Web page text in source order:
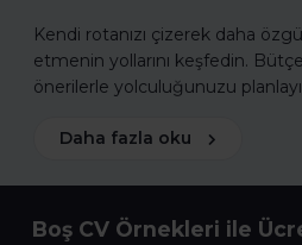
Kendi rotanızı çizerek daha
etmenin yollarını keşfedin.
önerilerle yolculuğunuzu
Daha fazla oku
Boş CV Örnekleri ile